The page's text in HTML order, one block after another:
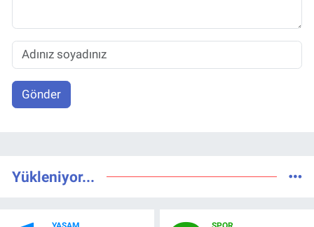
Gönder
Yükleniyor...